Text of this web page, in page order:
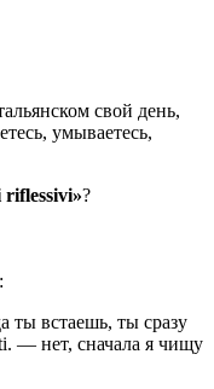
свой день,
умываетесь,
riflessivi»?
ты встаешь, ты сразу
— нет, сначала я чищу